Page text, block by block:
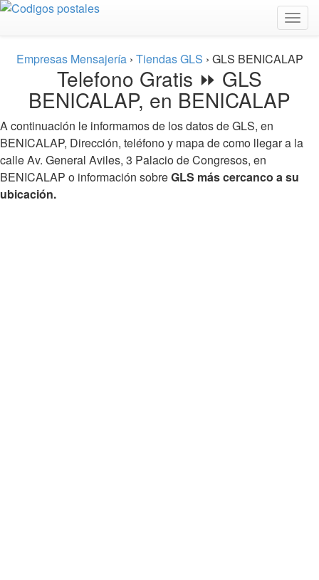
Empresas Mensajería › Tiendas GLS › GLS BENICALAP
Telefono Gratis ⏩ GLS
BENICALAP, en BENICALAP
A continuación le informamos de los datos de GLS, en
BENICALAP, Dirección, teléfono y mapa de como llegar a la
calle Av. General Aviles, 3 Palacio de Congresos, en
BENICALAP o información sobreGLS más cercanco a su
ubicación.